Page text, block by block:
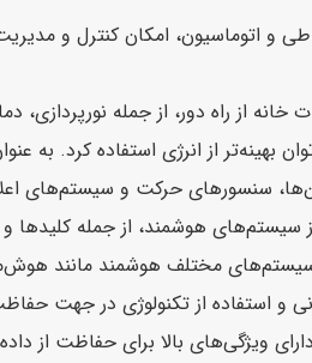
و اتوماسیون، امکان کنترل و
خانه از راه دور، از جمله
بهینه‌تر از انرژی استفاده کرد. به
سنسورهای حرکت و سیستم‌های
سیستم‌های هوشمند، از جمله
سیستم‌های مختلف هوشمند مانند
و استفاده از تکنولوژی در جهت
ویژگی‌های بالا برای حفاظت از